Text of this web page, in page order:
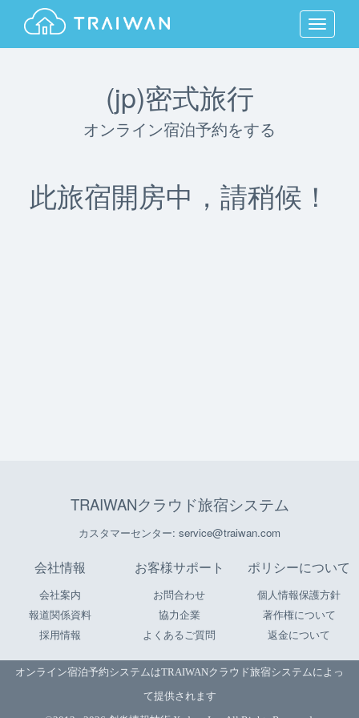
MENU
(jp)密式旅行
オンライン宿泊予約をする
此旅宿開房中，請稍候！
TRAIWANクラウド旅宿システム
カスタマーセンター: service@traiwan.com
会社情報
会社案内
報道関係資料
採用情報
お客様サポート
お問合わせ
協力企業
よくあるご質問
ポリシーについて
個人情報保護方針
著作権について
返金について
オンライン宿泊予約システムはTRAIWANクラウド旅宿システムによっ
て提供されます